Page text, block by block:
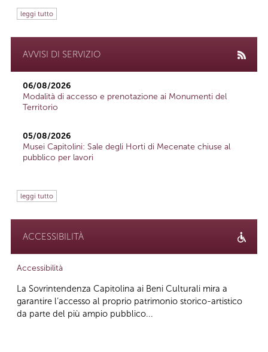
leggi tutto
AVVISI DI SERVIZIO
06/08/2026
Modalità di accesso e prenotazione ai Monumenti del
Territorio
05/08/2026
Musei Capitolini: Sale degli Horti di Mecenate chiuse al
pubblico per lavori
leggi tutto
ACCESSIBILITÀ
Accessibilità
La Sovrintendenza Capitolina ai Beni Culturali mira a
garantire l’accesso al proprio patrimonio storico-artistico
da parte del più ampio pubblico...